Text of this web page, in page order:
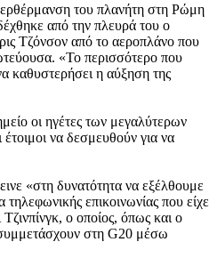
του πλανήτη στη Ρώμη
από την πλευρά του ο
Τζόνσον από το αεροπλάνο που
«Το περισσότερο που
καθυστερήσει η αύξηση της
οι ηγέτες των μεγαλύτερων
να δεσμευθούν για να
«στη δυνατότητα να εξέλθουμε
επικοινωνίας που είχε
ο οποίος, όπως και ο
στη G20 μέσω